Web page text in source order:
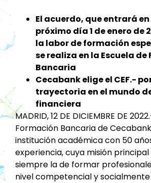
El acuerdo, que entrará
próximo día 1 de enero de
la labor de formación
se realiza en la Escuela de
Bancaria
Cecabank elige el CEF.-
trayectoria en el mundo
financiera
MADRID, 12 DE DICIEMBRE DE
Formación Bancaria de
institución académica con 50
experiencia, cuya misión principal
siempre la de formar
nivel competencial y